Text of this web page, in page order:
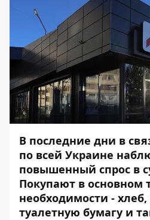
В последние дни в
по всей Украине
повышенный спрос в
Покупают в основном
необходимости -
туалетную бумагу и